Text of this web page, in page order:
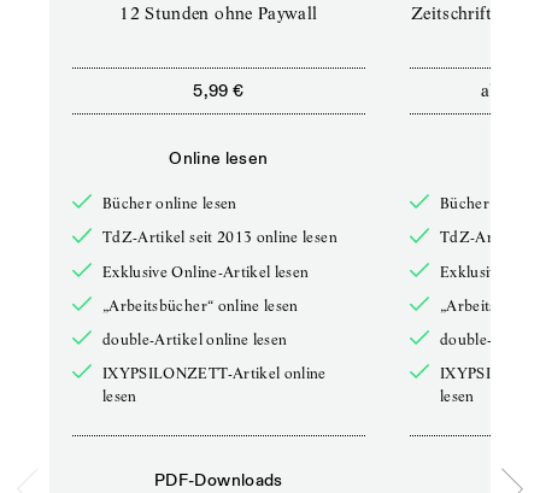
12 Stunden ohne Paywall
5,99 €
Online lesen
Bücher online lesen
TdZ-Artikel seit 2013 online lesen
Exklusive Online-Artikel lesen
„Arbeitsbücher“ online lesen
double-Artikel online lesen
IXYPSILONZETT-Artikel online
lesen
PDF-Downloads
Zeitschriften
ab
Bücher online
TdZ-Artikel
Exklusive
double-
lesen